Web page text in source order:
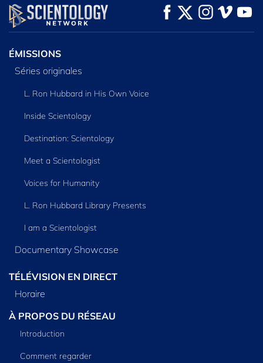
REGARDER REGARDER
DÉCOUVRIR LES
SÉRIES
ÉMISSIONS
Séries originales
L. Ron Hubbard in His Own Voice
Inside Scientology
Destination: Scientology
Meet a Scientologist
Voices for Humanity
L. Ron Hubbard Library Presents
I am a Scientologist
Documentary Showcase
TÉLÉVISION EN DIRECT
Horaire
À PROPOS DU RÉSEAU
Introduction
Comment regarder